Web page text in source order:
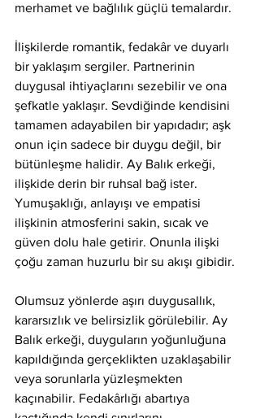
merhamet ve bağlılık güçlü temalardır.
İlişkilerde romantik, fedakâr ve duyarlı
bir yaklaşım sergiler. Partnerinin
duygusal ihtiyaçlarını sezebilir ve ona
şefkatle yaklaşır. Sevdiğinde kendisini
tamamen adayabilen bir yapıdadır; aşk
onun için sadece bir duygu değil, bir
bütünleşme halidir. Ay Balık erkeği,
ilişkide derin bir ruhsal bağ ister.
Yumuşaklığı, anlayışı ve empatisi
ilişkinin atmosferini sakin, sıcak ve
güven dolu hale getirir. Onunla ilişki
çoğu zaman huzurlu bir su akışı gibidir.
Olumsuz yönlerde aşırı duygusallık,
kararsızlık ve belirsizlik görülebilir. Ay
Balık erkeği, duyguların yoğunluğuna
kapıldığında gerçeklikten uzaklaşabilir
veya sorunlarla yüzleşmekten
kaçınabilir. Fedakârlığı abartıya